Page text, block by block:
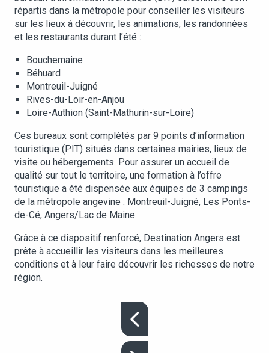
répartis dans la métropole pour conseiller les visiteurs
sur les lieux à découvrir, les animations, les randonnées
et les restaurants durant l’été :
Bouchemaine
Béhuard
Montreuil-Juigné
Rives-du-Loir-en-Anjou
Loire-Authion (Saint-Mathurin-sur-Loire)
Ces bureaux sont complétés par 9 points d’information
touristique (PIT) situés dans certaines mairies, lieux de
visite ou hébergements. Pour assurer un accueil de
qualité sur tout le territoire, une formation à l’offre
touristique a été dispensée aux équipes de 3 campings
de la métropole angevine : Montreuil-Juigné, Les Ponts-
de-Cé, Angers/Lac de Maine.
Grâce à ce dispositif renforcé, Destination Angers est
prête à accueillir les visiteurs dans les meilleures
conditions et à leur faire découvrir les richesses de notre
région.